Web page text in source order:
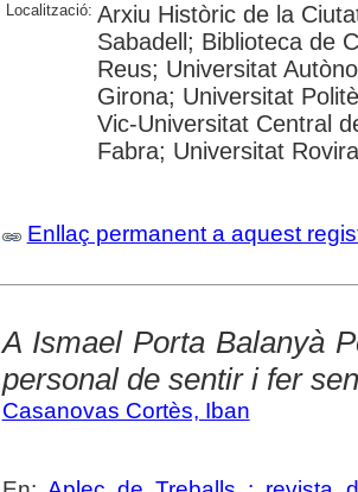
Localització: Arxiu Històric de la
Sabadell; Biblioteca de
Reus; Universitat
Girona; Universitat
Vic-Universitat Central
Fabra; Universitat
Enllaç permanent a aquest
A Ismael Porta Balanyà
personal de sentir i fer
Casanovas Cortès, Iban